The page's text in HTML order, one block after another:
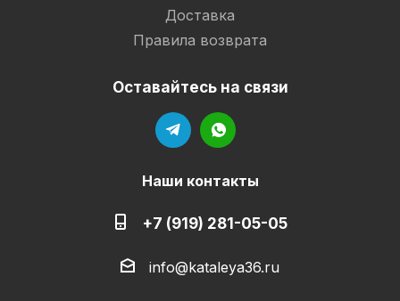
Доставка
Правила возврата
Оставайтесь на связи
Наши контакты
+7 (919) 281-05-05
info@kataleya36.ru